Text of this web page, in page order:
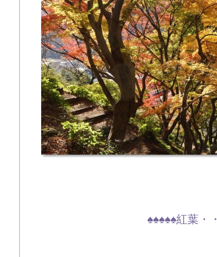
♠♠♠♠♠紅葉・